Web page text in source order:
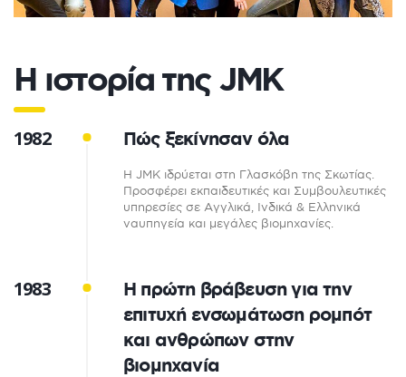
Η ιστορία της JMK
1982 Πώς ξεκίνησαν όλα
Η JMK ιδρύεται στη Γλασκόβη της Σκωτίας.
Προσφέρει εκπαιδευτικές και Συμβουλευτικές
υπηρεσίες σε Αγγλικά, Ινδικά & Ελληνικά
ναυπηγεία και μεγάλες βιομηχανίες.
1983
H πρώτη βράβευση για την
επιτυχή ενσωμάτωση ρομπότ
και ανθρώπων στην
βιομηχανία